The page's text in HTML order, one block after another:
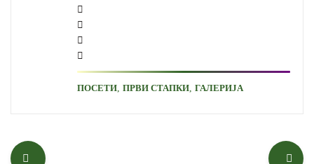
ПОСЕТИ ,ПРВИ СТАПКИ ,ГАЛЕРИЈА